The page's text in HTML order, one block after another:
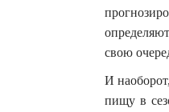
свою
И
пищу в